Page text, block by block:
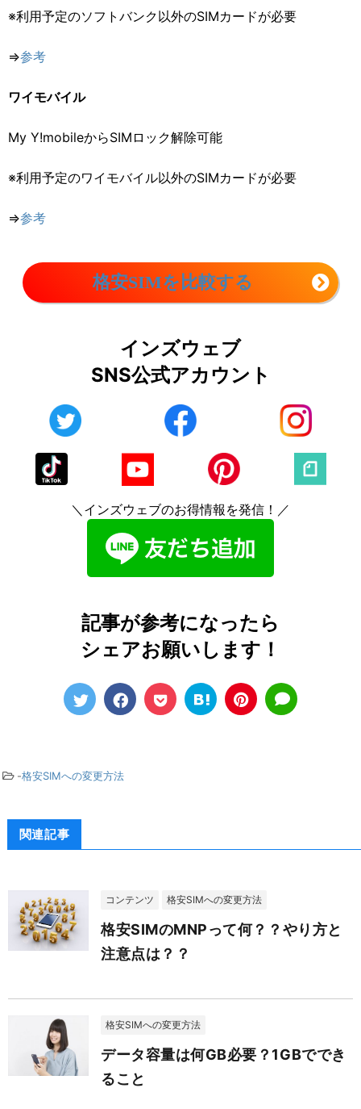
※利用予定のソフトバンク以外のSIMカードが必要
⇒参考
ワイモバイル
My Y!mobileからSIMロック解除可能
※利用予定のワイモバイル以外のSIMカードが必要
⇒参考
格安SIMを比較する
インズウェブ
SNS公式アカウント
＼インズウェブのお得情報を発信！／
記事が参考になったら
シェアお願いします！
-格安SIMへの変更方法
関連記事
コンテンツ 格安SIMへの変更方法
格安SIMのMNPって何？？やり方と
注意点は？？
格安SIMへの変更方法
データ容量は何GB必要？1GBででき
ること